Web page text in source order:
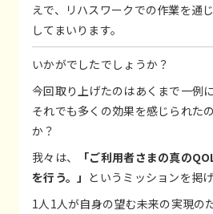
えで、リハスワークでの作業を通
してまいります。
いかがでしたでしょうか？
今回取り上げたのはあくまで一例
それでも多くの効果を感じられた
か？
我々は、
「ご利用者さまの真の
を行う。」 というミッションを掲げ
1人1人が自身の望む未来の実現の